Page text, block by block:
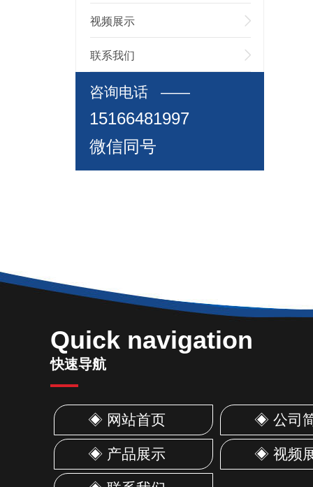
视频展示
联系我们
咨询电话 ——
15166481997
微信同号
Quick navigation
快速导航
◈ 网站首页 ◈ 公司
◈ 产品展示 ◈ 视频